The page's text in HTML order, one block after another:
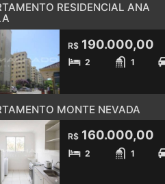
RESIDENCIAL ANA
R$190.000,00
2 1
MONTE NEVADA
R$160.000,00
2 1